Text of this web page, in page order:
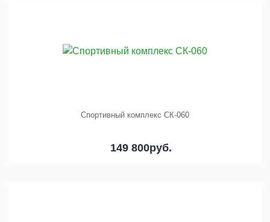
Спортивный комплекс СК-060
149 800руб.